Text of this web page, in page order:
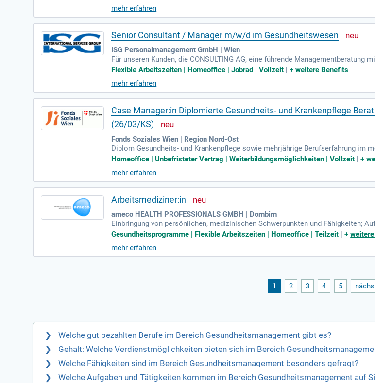
mehr erfahren
Senior Consultant / Manager m/w/d im Gesundheitswesen
ISG Personalmanagement GmbH | Wien
Für unseren Kunden, die CONSULTING AG, eine führende
en wir engagierte Senior Consultants und Manager (m/w/d) für spannende
Flexible Arbeitszeiten | Homeoffice | Jobrad | Vollzeit |+weitere Benefits
mehr erfahren
Case Manager:in Diplomierte Gesundheits- und Krankenpflege
(26/03/KS)
Fonds Soziales Wien | Region Nord-Ost
Diplom Gesundheits- und Krankenpflege sowie mehrjährige Berufserfahrung im
ment; Freude an interdisziplinärer Zusammenarbeit und Fähigkeit
Homeoffice | Unbefristeter Vertrag | Weiterbildungsmöglichkeiten | Vollzeit |+
mehr erfahren
Arbeitsmediziner:in
ameco HEALTH PROFESSIONALS GMBH | Dornbirn
Einbringung von persönlichen, medizinischen Schwerpunkten und Fähigkeiten;
mmenarbeit im Team mit weiteren Arbeitsmediziner:innen,
Gesundheitsprogramme | Flexible Arbeitszeiten | Homeoffice | Teilzeit |+
mehr erfahren
1 2 3 4 5
Welche gut bezahlten Berufe im Bereich Gesundheitsmanagement gibt es?
Gehalt: Welche Verdienstmöglichkeiten bieten sich im Bereich
Welche Fähigkeiten sind im Bereich Gesundheitsmanagement besonders gefragt?
Welche Aufgaben und Tätigkeiten kommen im Bereich Gesundheitsmanagement auf